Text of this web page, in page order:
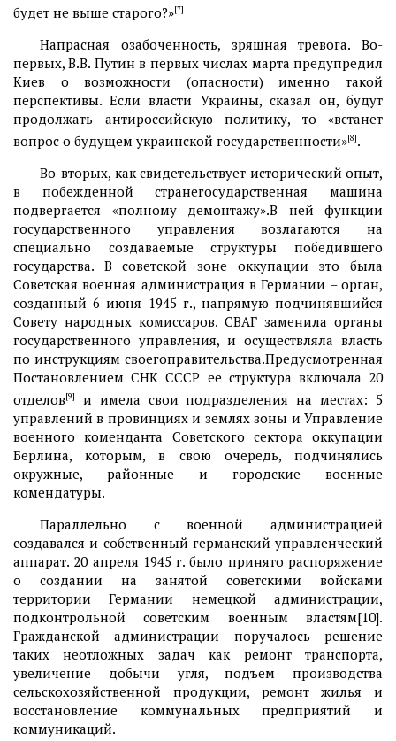
будет не выше старого?»[7]
Напрасная озабоченность, зряшная тревога. Во-
первых, В.В. Путин в первых числах марта предупредил
Киев о возможности (опасности) именно такой
перспективы. Если власти Украины, сказал он, будут
продолжать антироссийскую политику, то «встанет
вопрос о будущем украинской государственности»[8].
Во-вторых, как свидетельствует исторический опыт,
в побежденной странегосударственная машина
подвергается «полному демонтажу».В ней функции
государственного управления возлагаются на
специально создаваемые структуры победившего
государства. В советской зоне оккупации это была
Советская военная администрация в Германии – орган,
созданный 6 июня 1945 г., напрямую подчинявшийся
Совету народных комиссаров. СВАГ заменила органы
государственного управления, и осуществляла власть
по инструкциям своегоправительства.Предусмотренная
Постановлением СНК СССР ее структура включала 20
отделов[9]
и имела свои подразделения на местах: 5
управлений в провинциях и землях зоны и Управление
военного коменданта Советского сектора оккупации
Берлина, которым, в свою очередь, подчинялись
окружные, районные и городские военные
комендатуры.
Параллельно с военной администрацией
создавался и собственный германский управленческий
аппарат. 20 апреля 1945 г. было принято распоряжение
о создании на занятой советскими войсками
территории Германии немецкой администрации,
подконтрольной советским военным властям[10].
Гражданской администрации поручалось решение
таких неотложных задач как ремонт транспорта,
увеличение добычи угля, подъем производства
сельскохозяйственной продукции, ремонт жилья и
восстановление коммунальных предприятий и
коммуникаций.